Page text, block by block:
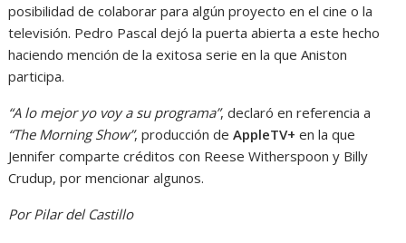
posibilidad de colaborar para algún proyecto en el cine o la
televisión. Pedro Pascal dejó la puerta abierta a este hecho
haciendo mención de la exitosa serie en la que Aniston
participa.
“A lo mejor yo voy a su programa”, declaró en referencia a
“The Morning Show”, producción deAppleTV+ en la que
Jennifer comparte créditos con Reese Witherspoon y Billy
Crudup, por mencionar algunos.
Por Pilar del Castillo